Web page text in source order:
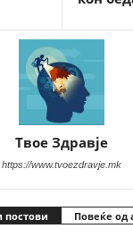
Твое Здравје
https://www.tvoezdravje.mk
постови Повеќе од